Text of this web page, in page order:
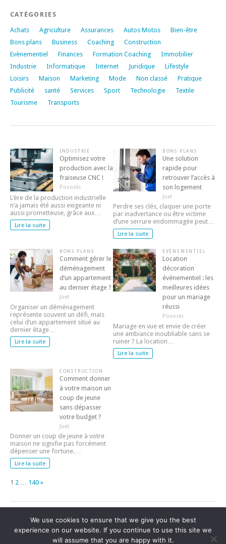
CATÉGORIES
Achats Agriculture Assurances Autos Motos
Bien-être
Bons plans
Business Coaching
Construction
Evènementiel
Finances Formation Coaching
Immobilier
Industrie
Informatique Internet Juridique
Lifestyle
Loisirs
Maison Marketing Mode Non classé
Pratique
Publicité
santé Services Sport Technologie
Textile
Tourisme
Transports
INDUSTRIE
Optimisez votre
production avec la
fraiseuse CNC !
Povoski
L’ère de la production industrielle
n’a jamais été aussi exigeante ni
aussi prometteuse, grâce aux…
Lire la suite
BONS PLANS
Une solution
rapide pour
retrouver l’accès à
son logement
Joel
Perdre ses clés, claquer une porte
par inadvertance ou être victime
d’une serrure endommagée peut…
Lire la suite
BONS PLANS
Comment gérer le
déménagement
d’un appartement
au dernier étage ?
Joel
Organiser un déménagement
représente souvent un défi, mais
celui d’un appartement situé au
dernier étage…
Lire la suite
EVÈNEMENTIEL
Location
décoration
événementiel : les
meilleures idées
pour un mariage
réussi
Povoski
Mariage en vue et envie de créer
une ambiance inoubliable sans se
ruiner ? La location…
Lire la suite
CONSTRUCTION
Comment donner
à votre maison un
coup de jeune
sans dépasser
votre budget ?
Joel
Donner un coup de jeune à votre
maison ne signifie pas forcément
dépenser une fortune.…
Lire la suite
Page:
1 2 140 Next
»
Blog non officiel de https://cc-valleeduvicdessos.fr/| Une
We use cookies to ensure that we give you the best
experience on our website. If you continue to use this site we
will assume that you are happy with it.